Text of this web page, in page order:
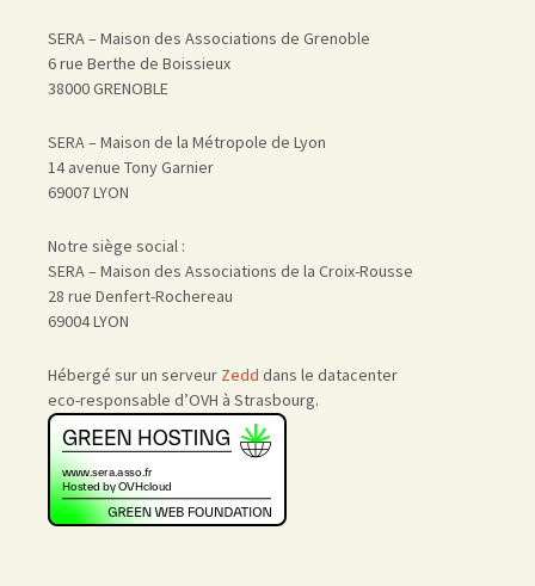
SERA – Maison des Associations de Grenoble
6 rue Berthe de Boissieux
38000 GRENOBLE
SERA – Maison de la Métropole de Lyon
14 avenue Tony Garnier
69007 LYON
Notre siège social :
SERA – Maison des Associations de la Croix-Rousse
28 rue Denfert-Rochereau
69004 LYON
Hébergé sur un serveur Zedd dans le datacenter
eco-responsable d’OVH à Strasbourg.